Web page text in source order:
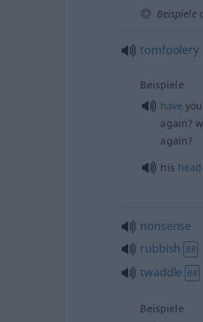
Beispiele
tomfoolery
Beispiele
have you
again?
again?
his head
nonsense
rubbish BR
twaddle BR
Beispiele